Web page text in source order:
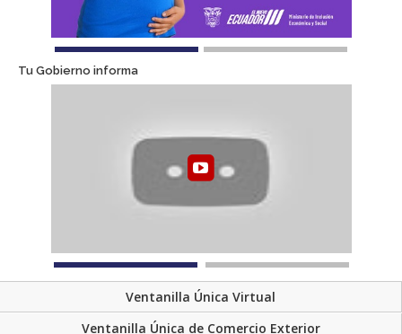
Tu Gobierno informa
Ventanilla Única Virtual
Ventanilla Única de Comercio Exterior